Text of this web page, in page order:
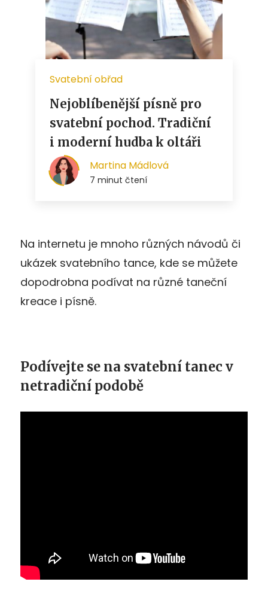
Na internetu je mnoho různých návodů či
ukázek svatebního tance, kde se můžete
dopodrobna podívat na různé taneční
kreace i písně.
Podívejte se na svatební tanec v
netradiční podobě